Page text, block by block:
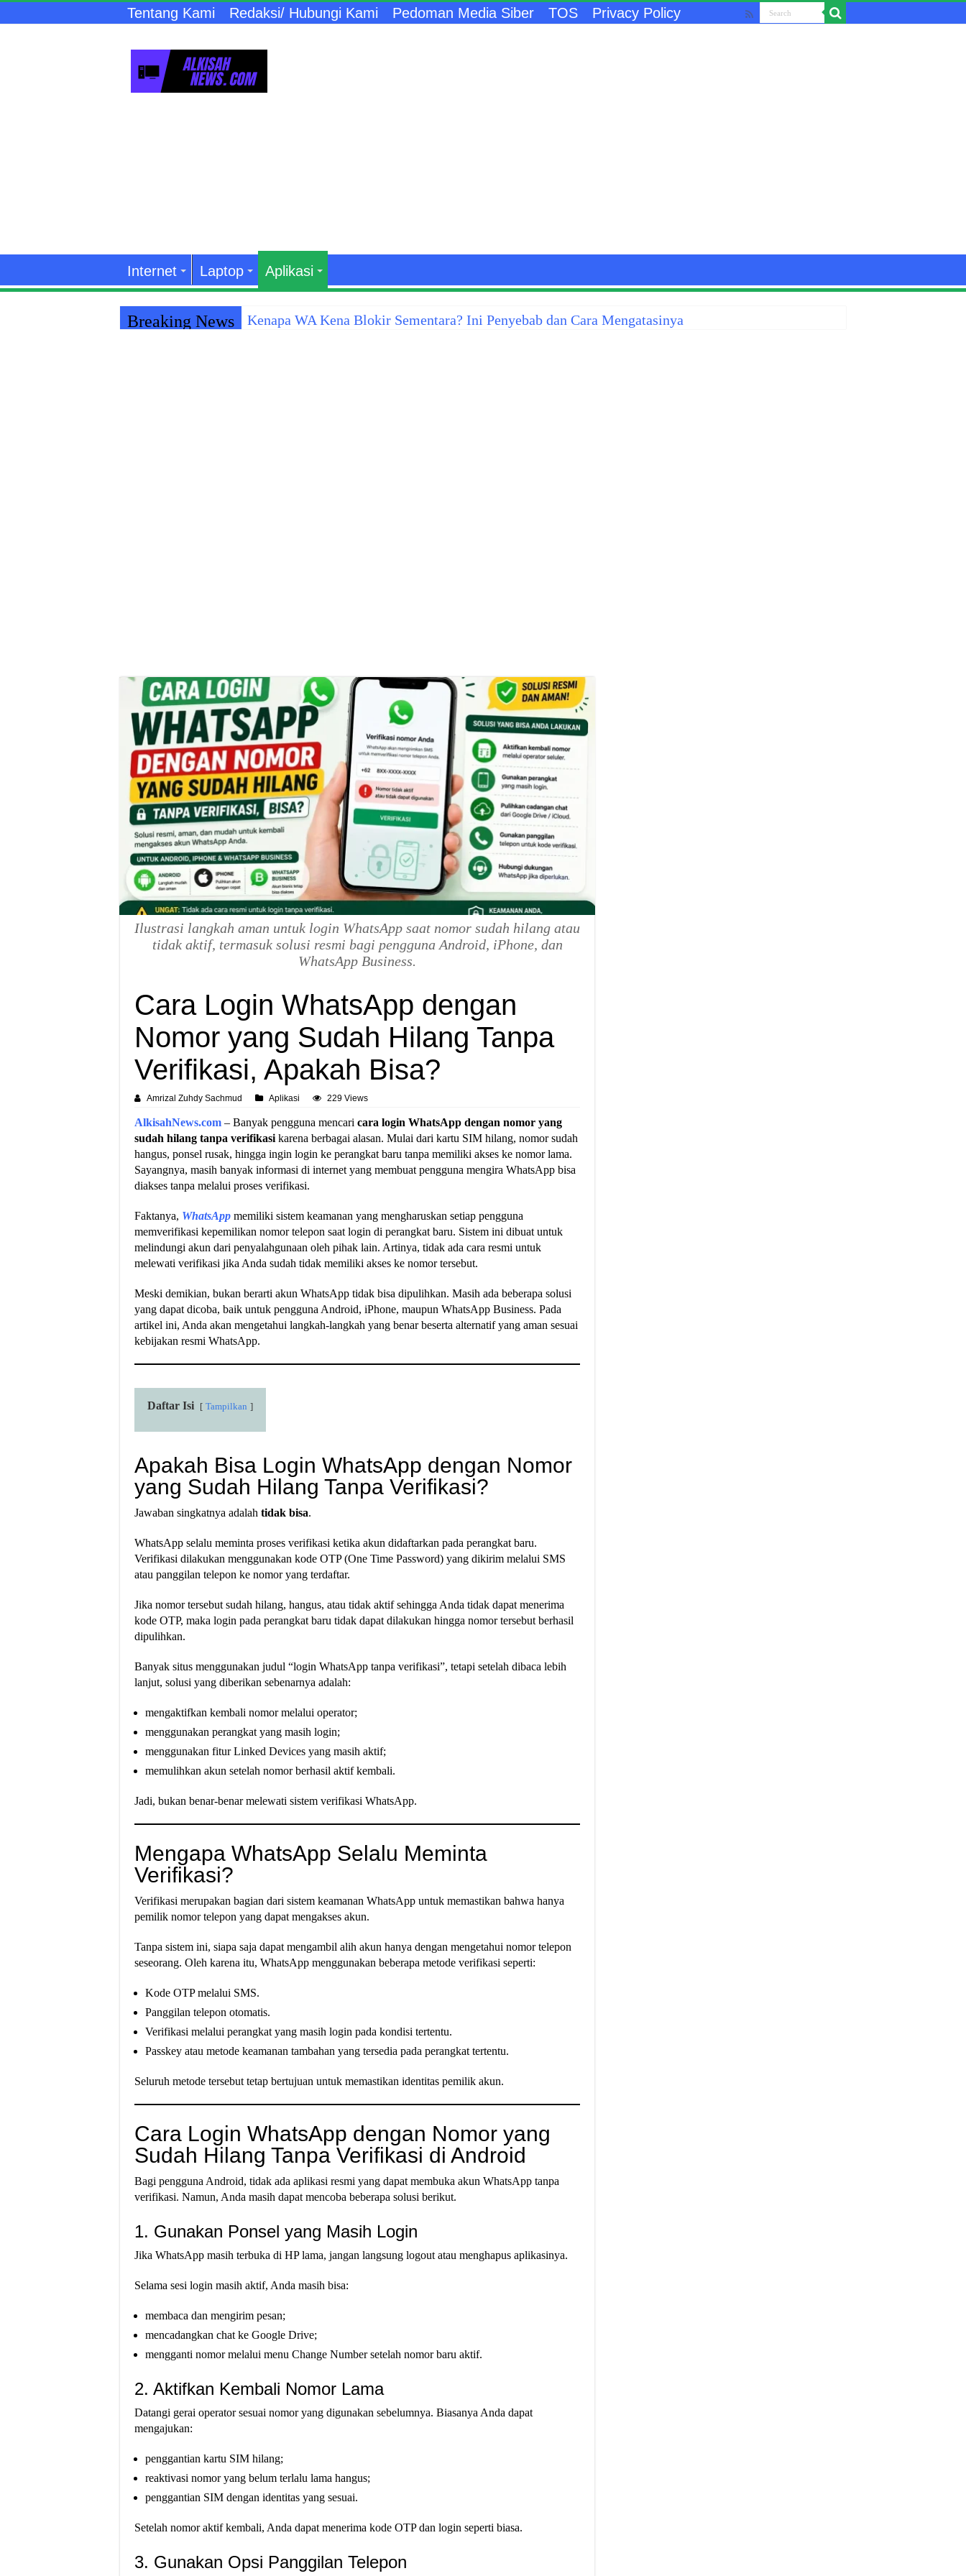
Tentang Kami Redaksi/ Hubungi Kami Pedoman Media Siber TOS Privacy Policy
Internet Laptop Aplikasi
Breaking News Kenapa WA Kena Blokir Sementara? Ini Penyebab dan Cara Mengatasinya
Ilustrasi langkah aman untuk login WhatsApp saat nomor sudah hilang atau
tidak aktif, termasuk solusi resmi bagi pengguna Android, iPhone, dan
WhatsApp Business.
Cara Login WhatsApp dengan
Nomor yang Sudah Hilang Tanpa
Verifikasi, Apakah Bisa?
Amrizal Zuhdy Sachmud Aplikasi 229 Views
AlkisahNews.com – Banyak pengguna mencari cara login WhatsApp dengan nomor yang
sudah hilang tanpa verifikasi karena berbagai alasan. Mulai dari kartu SIM hilang, nomor sudah
hangus, ponsel rusak, hingga ingin login ke perangkat baru tanpa memiliki akses ke nomor lama.
Sayangnya, masih banyak informasi di internet yang membuat pengguna mengira WhatsApp bisa
diakses tanpa melalui proses verifikasi.
Faktanya, WhatsApp memiliki sistem keamanan yang mengharuskan setiap pengguna
memverifikasi kepemilikan nomor telepon saat login di perangkat baru. Sistem ini dibuat untuk
melindungi akun dari penyalahgunaan oleh pihak lain. Artinya, tidak ada cara resmi untuk
melewati verifikasi jika Anda sudah tidak memiliki akses ke nomor tersebut.
Meski demikian, bukan berarti akun WhatsApp tidak bisa dipulihkan. Masih ada beberapa solusi
yang dapat dicoba, baik untuk pengguna Android, iPhone, maupun WhatsApp Business. Pada
artikel ini, Anda akan mengetahui langkah-langkah yang benar beserta alternatif yang aman sesuai
kebijakan resmi WhatsApp.
Daftar Isi Tampilkan
Apakah Bisa Login WhatsApp dengan Nomor
yang Sudah Hilang Tanpa Verifikasi?
Jawaban singkatnya adalah tidak bisa.
WhatsApp selalu meminta proses verifikasi ketika akun didaftarkan pada perangkat baru.
Verifikasi dilakukan menggunakan kode OTP (One Time Password) yang dikirim melalui SMS
atau panggilan telepon ke nomor yang terdaftar.
Jika nomor tersebut sudah hilang, hangus, atau tidak aktif sehingga Anda tidak dapat menerima
kode OTP, maka login pada perangkat baru tidak dapat dilakukan hingga nomor tersebut berhasil
dipulihkan.
Banyak situs menggunakan judul “login WhatsApp tanpa verifikasi”, tetapi setelah dibaca lebih
lanjut, solusi yang diberikan sebenarnya adalah:
mengaktifkan kembali nomor melalui operator;
menggunakan perangkat yang masih login;
menggunakan fitur Linked Devices yang masih aktif;
memulihkan akun setelah nomor berhasil aktif kembali.
Jadi, bukan benar-benar melewati sistem verifikasi WhatsApp.
Mengapa WhatsApp Selalu Meminta
Verifikasi?
Verifikasi merupakan bagian dari sistem keamanan WhatsApp untuk memastikan bahwa hanya
pemilik nomor telepon yang dapat mengakses akun.
Tanpa sistem ini, siapa saja dapat mengambil alih akun hanya dengan mengetahui nomor telepon
seseorang. Oleh karena itu, WhatsApp menggunakan beberapa metode verifikasi seperti:
Kode OTP melalui SMS.
Panggilan telepon otomatis.
Verifikasi melalui perangkat yang masih login pada kondisi tertentu.
Passkey atau metode keamanan tambahan yang tersedia pada perangkat tertentu.
Seluruh metode tersebut tetap bertujuan untuk memastikan identitas pemilik akun.
Cara Login WhatsApp dengan Nomor yang
Sudah Hilang Tanpa Verifikasi di Android
Bagi pengguna Android, tidak ada aplikasi resmi yang dapat membuka akun WhatsApp tanpa
verifikasi. Namun, Anda masih dapat mencoba beberapa solusi berikut.
1. Gunakan Ponsel yang Masih Login
Jika WhatsApp masih terbuka di HP lama, jangan langsung logout atau menghapus aplikasinya.
Selama sesi login masih aktif, Anda masih bisa:
membaca dan mengirim pesan;
mencadangkan chat ke Google Drive;
mengganti nomor melalui menu Change Number setelah nomor baru aktif.
2. Aktifkan Kembali Nomor Lama
Datangi gerai operator sesuai nomor yang digunakan sebelumnya. Biasanya Anda dapat
mengajukan:
penggantian kartu SIM hilang;
reaktivasi nomor yang belum terlalu lama hangus;
penggantian SIM dengan identitas yang sesuai.
Setelah nomor aktif kembali, Anda dapat menerima kode OTP dan login seperti biasa.
3. Gunakan Opsi Panggilan Telepon